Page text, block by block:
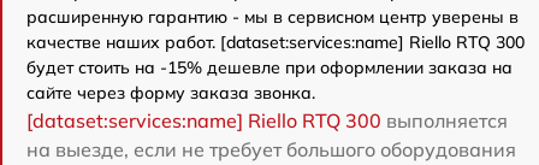
расширенную гарантию - мы в сервисном центр уверены в
качестве наших работ. [dataset:services:name] Riello RTQ 300
будет стоить на -15% дешевле при оформлении заказа на
сайте через форму заказа звонка.
[dataset:services:name] Riello RTQ 300 выполняется
на выезде, если не требует большого оборудования